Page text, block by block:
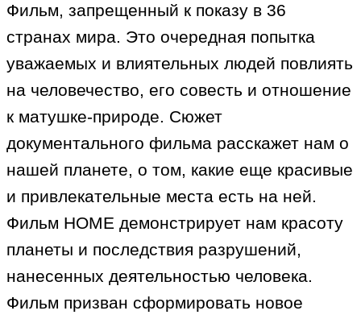
Фильм, запрещенный к показу в 36
странах мира. Это очередная попытка
уважаемых и влиятельных людей повлиять
на человечество, его совесть и отношение
к матушке-природе. Сюжет
документального фильма расскажет нам о
нашей планете, о том, какие еще красивые
и привлекательные места есть на ней.
Фильм HOME демонстрирует нам красоту
планеты и последствия разрушений,
нанесенных деятельностью человека.
Фильм призван сформировать новое